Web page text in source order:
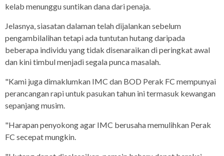
kelab menunggu suntikan dana dari penaja.
Jelasnya, siasatan dalaman telah dijalankan sebelum
pengambilalihan tetapi ada tuntutan hutang daripada
beberapa individu yang tidak disenaraikan di peringkat awal
dan kini timbul menjadi segala punca masalah.
"Kami juga dimaklumkan IMC dan BOD Perak FC mempunyai
perancangan rapi untuk pasukan tahun ini termasuk kewangan
sepanjang musim.
"Harapan penyokong agar IMC berusaha memulihkan Perak
FC secepat mungkin.